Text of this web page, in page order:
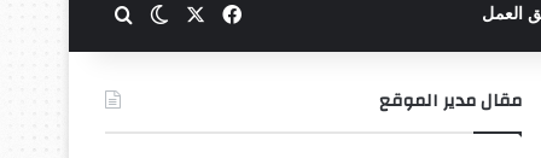
العمل فيسبوك الوضع المظلم
بحث عن
مقال مدير الموقع